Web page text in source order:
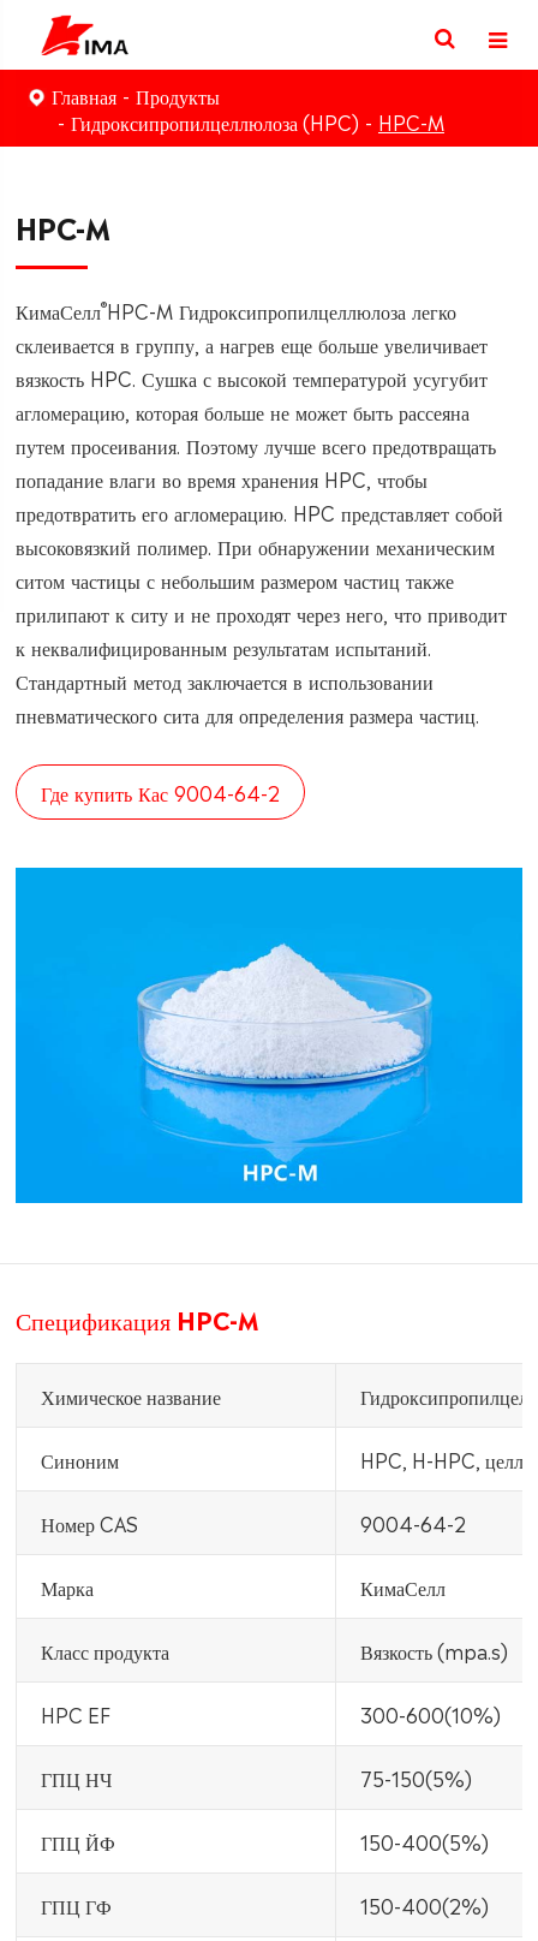
Главная
Продукты
Гидроксипропилцеллюлоза (HPC)
HPC-M
HPC-M
КимаСелл®HPC-M Гидроксипропилцеллюлоза легко
склеивается в группу, а нагрев еще больше увеличивает
вязкость HPC. Сушка с высокой температурой усугубит
агломерацию, которая больше не может быть рассеяна
путем просеивания. Поэтому лучше всего предотвращать
попадание влаги во время хранения HPC, чтобы
предотвратить его агломерацию. HPC представляет собой
высоковязкий полимер. При обнаружении механическим
ситом частицы с небольшим размером частиц также
прилипают к ситу и не проходят через него, что приводит
к неквалифицированным результатам испытаний.
Стандартный метод заключается в использовании
пневматического сита для определения размера частиц.
Где купить Кас 9004-64-2
Спецификация HPC-M
Химическое название
Синоним HPC, H-HPC,
Номер CAS 9004-64-2
Марка КимаСелл
Класс продукта Вязкость (mpa.s)
HPC EF 300-600(10%)
ГПЦ НЧ 75-150(5%)
ГПЦ ЙФ 150-400(5%)
ГПЦ ГФ 150-400(2%)